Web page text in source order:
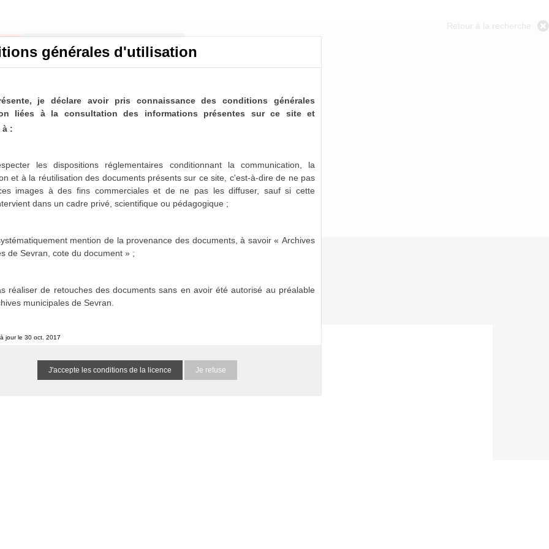
Retour à la recherche
de Sevran sont désormais partiellement disponibles
1975, 1986-1987 et 1996-2001 sont actuellement
dans les mois qui viennent.
et journaux municipaux de Sevran
spécifiés :
mais elles ne contiennent pas de dates
générales d'utilisation
je déclare avoir pris connaissance des conditions générales
liées à la consultation des informations présentes sur ce site et
à :
les dispositions réglementaires conditionnant la communication, la
et à la réutilisation des documents présents sur ce site, c'est-à-dire de ne pas
images à des fins commerciales et de ne pas les diffuser, sauf si cette
dans un cadre privé, scientifique ou pédagogique ;
mention de la provenance des documents, à savoir « Archives
de Sevran, cote du document » ;
réaliser de retouches des documents sans en avoir été autorisé au préalable
municipales de Sevran.
jour le 30 oct. 2017
Je refuse